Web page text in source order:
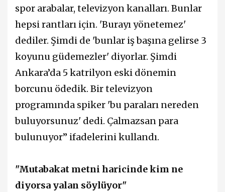
spor arabalar, televizyon kanalları. Bunlar
hepsi rantları için. 'Burayı yönetemez'
dediler. Şimdi de 'bunlar iş başına gelirse 3
koyunu güdemezler' diyorlar. Şimdi
Ankara’da 5 katrilyon eski dönemin
borcunu ödedik. Bir televizyon
programında spiker 'bu paraları nereden
buluyorsunuz' dedi. Çalmazsan para
bulunuyor” ifadelerini kullandı.
"Mutabakat metni haricinde kim ne
diyorsa yalan söylüyor"